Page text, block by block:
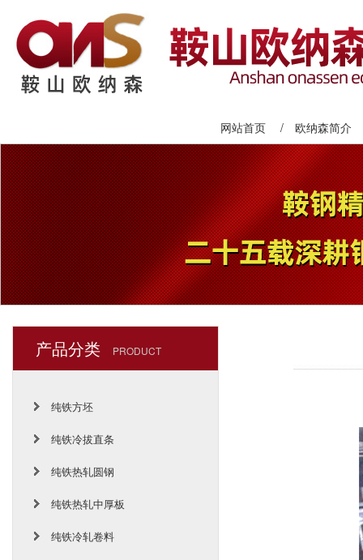
网站首页 / 欧纳森简介
产品分类 PRODUCT
纯铁方坯
纯铁冷拔直条
纯铁热轧圆钢
纯铁热轧中厚板
纯铁冷轧卷料